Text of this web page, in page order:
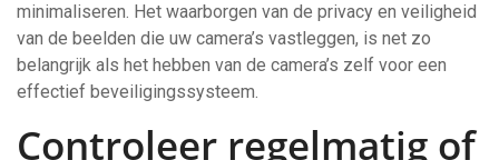
minimaliseren. Het waarborgen van de privacy en veiligheid
van de beelden die uw camera’s vastleggen, is net zo
belangrijk als het hebben van de camera’s zelf voor een
effectief beveiligingssysteem.
Controleer regelmatig of